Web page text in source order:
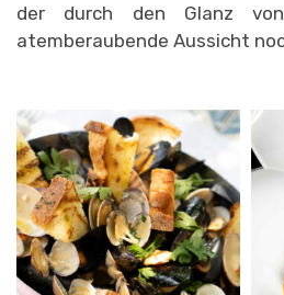
der durch den Glanz
atemberaubende Aussicht